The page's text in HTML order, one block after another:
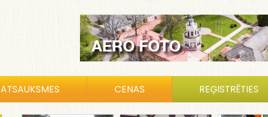
ATSAUKSMES CENAS REĢISTRĒTIES